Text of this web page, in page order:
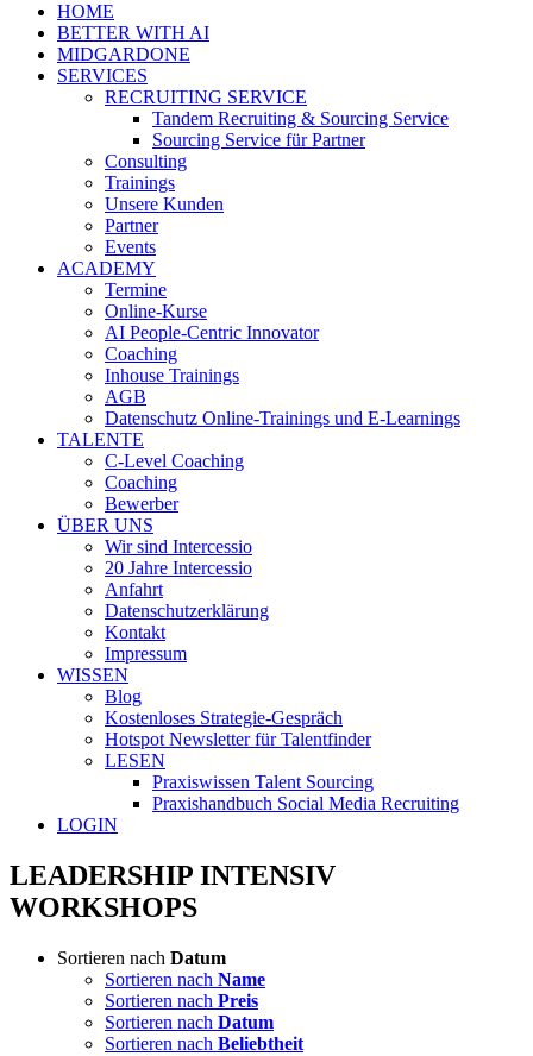
HOME
BETTER WITH AI
MIDGARDONE
SERVICES
RECRUITING SERVICE
Tandem Recruiting & Sourcing Service
Sourcing Service für Partner
Consulting
Trainings
Unsere Kunden
Partner
Events
ACADEMY
Termine
Online-Kurse
AI People-Centric Innovator
Coaching
Inhouse Trainings
AGB
Datenschutz Online-Trainings und E-Learnings
TALENTE
C-Level Coaching
Coaching
Bewerber
ÜBER UNS
Wir sind Intercessio
20 Jahre Intercessio
Anfahrt
Datenschutzerklärung
Kontakt
Impressum
WISSEN
Blog
Kostenloses Strategie-Gespräch
Hotspot Newsletter für Talentfinder
LESEN
Praxiswissen Talent Sourcing
Praxishandbuch Social Media Recruiting
LOGIN
LEADERSHIP INTENSIV
WORKSHOPS
Sortieren nach Datum
Sortieren nach Name
Sortieren nach Preis
Sortieren nach Datum
Sortieren nach Beliebtheit